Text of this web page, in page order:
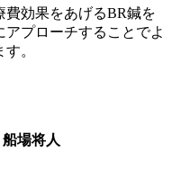
費効果をあげるBR鍼を
プローチすることでよ
。
場将人